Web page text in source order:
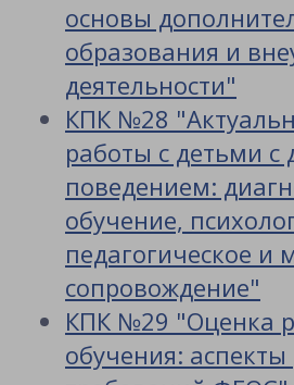
основы
образования и
деятельности"
КПК №28
работы с детьми
поведением:
обучение,
педагогическое и
сопровождение"
КПК №29 "Оценка
обучения: